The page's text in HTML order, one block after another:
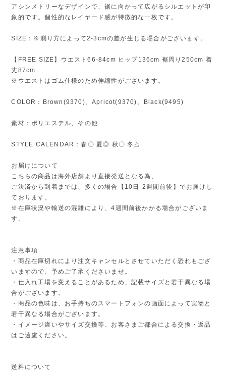
アシンメトリーなデザインで、裾に向かって広がるシルエットが印
象的です。個性的なレイヤード感が特徴的な一枚です。
SIZE：※測り方によって2-3cmの差が生じる場合がございます。
【FREE SIZE】ウエスト66-84cm ヒップ136cm 裾周り250cm 着
丈87cm
※ウエストはゴム仕様のため伸縮性がございます。
COLOR：Brown(9370)、Apricot(9370)、Black(9495)
素材：ポリエステル、その他
STYLE CALENDAR：春〇 夏◎ 秋〇 冬△
お届けについて
こちらの商品は海外店舗より直接発送となる為、
ご決済から到着までは、多くの場合【10日-2週間前後】でお届けし
ております。
※在庫状況や輸送の混雑により、4週間前後かかる場合がございま
す。
注意事項
・商品在庫切れにより注文キャンセルとさせていただく恐れもござ
いますので、予めご了承くださいませ。
・仕入れ工場を変えることがあるため、記載サイズと若干異なる場
合がございます。
・商品の色味は、お手持ちのスマートフォンの画面によって実物と
若干異なる場合がございます。
・イメージ違いやサイズ交換等、お客さまご都合による交換・返品
はご遠慮ください。
送料について